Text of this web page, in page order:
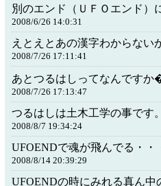
別のエンド（ＵＦＯエンド）
2008/6/26 14:0:31
えとえとあの漢字わからな
2008/7/26 17:11:41
あとつるはしってなんですか
2008/7/26 17:13:47
つるはしは土木工学の事です。
2008/8/7 19:34:24
UFOENDで魂が飛んでる・・
2008/8/14 20:39:29
UFOENDの時にみれる真ん